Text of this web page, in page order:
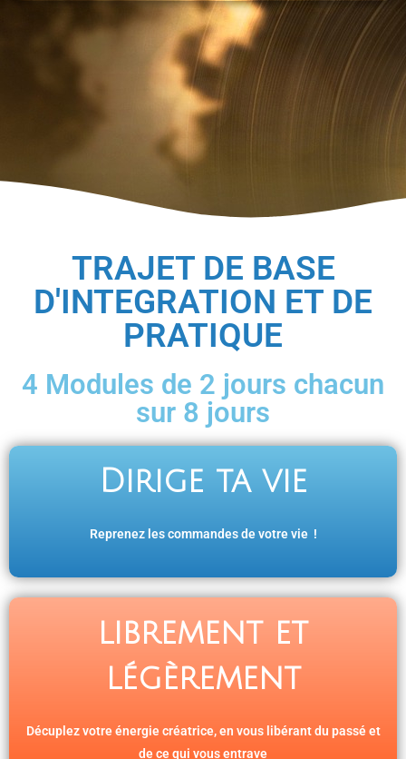
TRAJET DE BASE
D'INTEGRATION ET DE
PRATIQUE
4 Modules de 2 jours chacun
sur 8 jours
Dirige ta vie
Reprenez les commandes de votre vie !
librement et
légèrement
Décuplez votre énergie créatrice, en vous libérant du passé et
de ce qui vous entrave